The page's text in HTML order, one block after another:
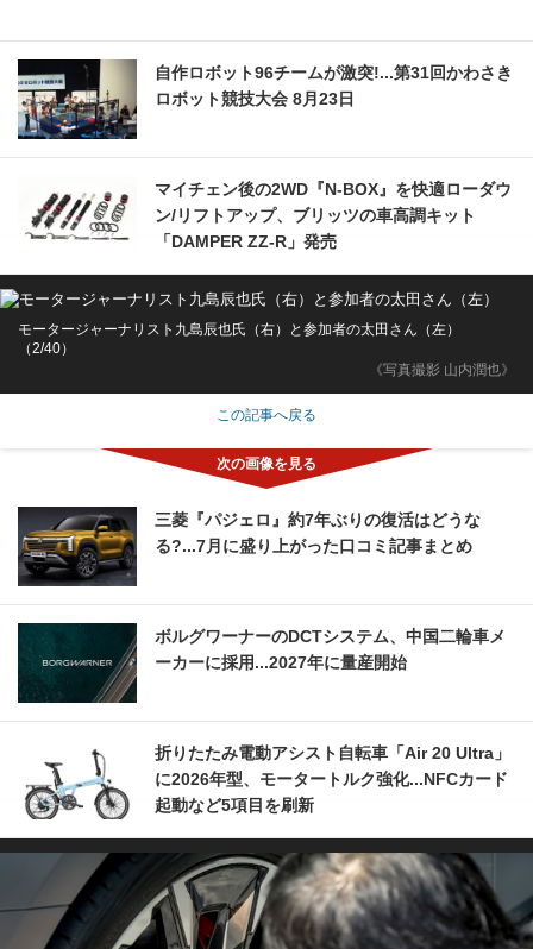
自作ロボット96チームが激突!...第31回かわさき
ロボット競技大会 8月23日
マイチェン後の2WD『N-BOX』を快適ローダウ
ン/リフトアップ、ブリッツの車高調キット
「DAMPER ZZ-R」発売
《写真撮影 山内潤也》
モータージャーナリスト九島辰也氏（右）と参加者の太田さん（左）
（2/40）
この記事へ戻る
三菱『パジェロ』約7年ぶりの復活はどうな
る?...7月に盛り上がった口コミ記事まとめ
ボルグワーナーのDCTシステム、中国二輪車メ
ーカーに採用...2027年に量産開始
折りたたみ電動アシスト自転車「Air 20 Ultra」
に2026年型、モータートルク強化...NFCカード
起動など5項目を刷新